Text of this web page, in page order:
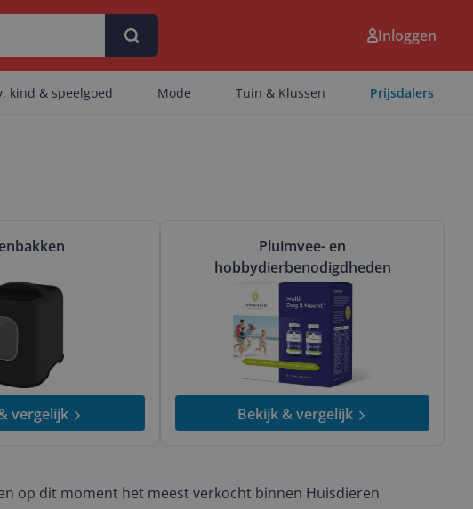
Inloggen
kind & speelgoed Mode Tuin & Klussen Prijsdalers
vergelijk
Pluimvee- en
hobbydierbenodigdheden
Bekijk & vergelijk
op dit moment het meest verkocht binnen Huisdieren